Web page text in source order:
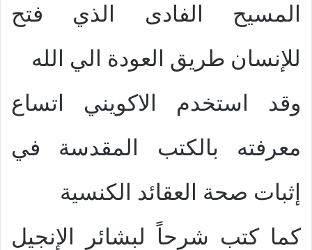
المسيح الفادى الذي فتح
للإنسان طريق العودة الي الله
وقد استخدم الاكويني اتساع
معرفته بالكتب المقدسة في
إثبات صحة العقائد الكنسية
كما كتب شرحاً لبشائر الإنجيل